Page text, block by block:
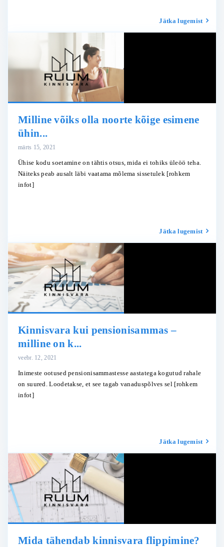
Jätka lugemist
Milline võiks olla noorte kõige esimene
ühin...
märts 15, 2021
Ühise kodu soetamine on tähtis otsus, mida ei tohiks üleöö teha.
Näiteks peab ausalt läbi vaatama mõlema sissetulek [rohkem
infot]
Jätka lugemist
Kinnisvara kui pensionisammas –
milline on k...
veebr. 12, 2021
Inimeste ootused pensionisammastesse aastatega kogutud rahale
on suured. Loodetakse, et see tagab vanaduspõlves sel [rohkem
infot]
Jätka lugemist
Mida tähendab kinnisvara flippimine?